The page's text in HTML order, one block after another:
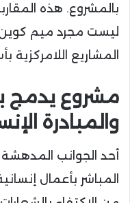
ليست مجرد ميم كوين
المشاريع
مشروع يدمج
والمبادرة
أحد الجوانب
المباشر بأعمال